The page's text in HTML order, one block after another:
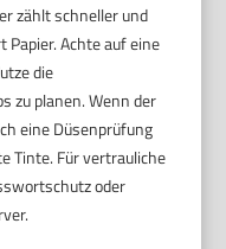
zählt schneller und
Papier. Achte auf eine
die
zu planen. Wenn der
eine Düsenprüfung
Tinte. Für vertrauliche
oder